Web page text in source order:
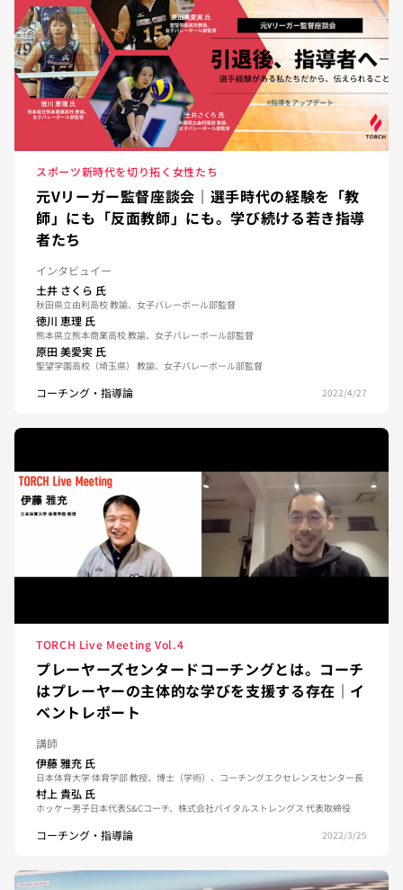
スポーツ新時代を切り拓く女性たち
元Vリーガー監督座談会｜選手時代の経験を「教
師」にも「反面教師」にも。学び続ける若き指導
者たち
インタビュイー
土井 さくら 氏
秋田県立由利高校 教諭、女子バレーボール部監督
徳川 恵理 氏
熊本県立熊本商業高校 教諭、女子バレーボール部監督
原田 美愛実 氏
聖望学園高校（埼玉県） 教諭、女子バレーボール部監督
コーチング・指導論 2022/4/27
TORCH Live Meeting Vol.4
プレーヤーズセンタードコーチングとは。コーチ
はプレーヤーの主体的な学びを支援する存在｜イ
ベントレポート
講師
伊藤 雅充 氏
日本体育大学 体育学部 教授、博士（学術）、コーチングエクセレンスセンター長
村上 貴弘 氏
ホッケー男子日本代表S&Cコーチ、株式会社バイタルストレングス 代表取締役
コーチング・指導論 2022/3/25